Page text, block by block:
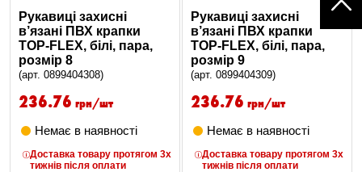
Рукавиці захисні
в’язані ПВХ крапки
TOP-FLEX, білі, пара,
розмір 8
(арт. 0899404308)
236.76 грн/шт
Немає в наявності
Доставка товару протягом 3х
тижнів після оплати
Рукавиці захисні
в’язані ПВХ крапки
TOP-FLEX, білі, пара,
розмір 9
(арт. 0899404309)
236.76 грн/шт
Немає в наявності
Доставка товару протягом 3х
тижнів після оплати